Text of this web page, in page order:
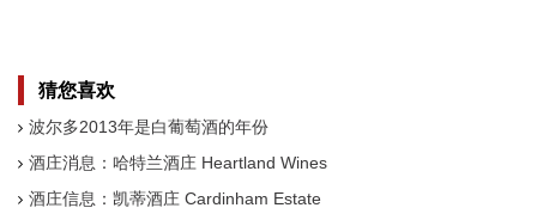
猜您喜欢
波尔多2013年是白葡萄酒的年份
酒庄消息：哈特兰酒庄 Heartland Wines
酒庄信息：凯蒂酒庄 Cardinham Estate